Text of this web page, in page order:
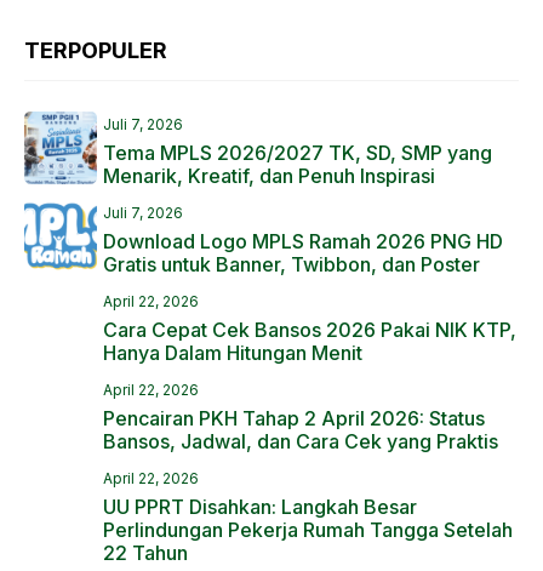
TERPOPULER
Juli 7, 2026
Tema MPLS 2026/2027 TK, SD, SMP yang
Menarik, Kreatif, dan Penuh Inspirasi
Juli 7, 2026
Download Logo MPLS Ramah 2026 PNG HD
Gratis untuk Banner, Twibbon, dan Poster
April 22, 2026
Cara Cepat Cek Bansos 2026 Pakai NIK KTP,
Hanya Dalam Hitungan Menit
April 22, 2026
Pencairan PKH Tahap 2 April 2026: Status
Bansos, Jadwal, dan Cara Cek yang Praktis
April 22, 2026
UU PPRT Disahkan: Langkah Besar
Perlindungan Pekerja Rumah Tangga Setelah
22 Tahun